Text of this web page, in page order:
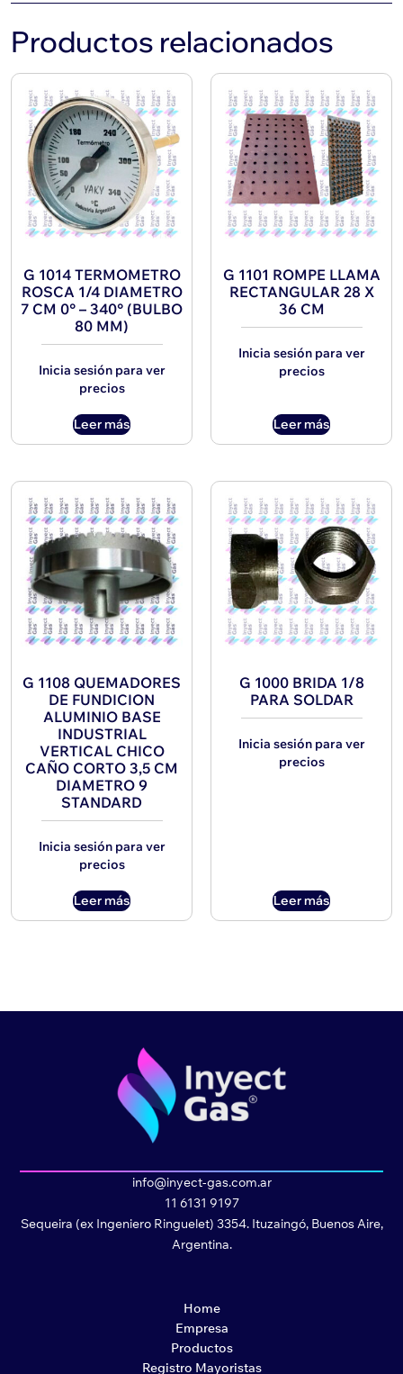
Productos relacionados
G 1014 TERMOMETRO
ROSCA 1/4 DIAMETRO
7 CM 0° – 340° (BULBO
80 MM)
Inicia sesión para ver
precios
Leer más
G 1101 ROMPE LLAMA
RECTANGULAR 28 X
36 CM
Inicia sesión para ver
precios
Leer más
G 1108 QUEMADORES
DE FUNDICION
ALUMINIO BASE
INDUSTRIAL
VERTICAL CHICO
CAÑO CORTO 3,5 CM
DIAMETRO 9
STANDARD
Inicia sesión para ver
precios
Leer más
G 1000 BRIDA 1/8
PARA SOLDAR
Inicia sesión para ver
precios
Leer más
info@inyect-gas.com.ar
11 6131 9197
Sequeira (ex Ingeniero Ringuelet) 3354. Ituzaingó, Buenos Aire,
Argentina.
Home
Empresa
Productos
Registro Mayoristas